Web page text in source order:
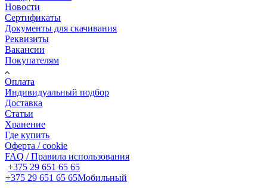
Новости
Сертификаты
Документы для скачивания
Реквизиты
Вакансии
Покупателям
Оплата
Индивидуальный подбор
Доставка
Статьи
Хранение
Где купить
Оферта / cookie
FAQ / Правила использования
+375 29 651 65 65
+375 29 651 65 65Мобильный